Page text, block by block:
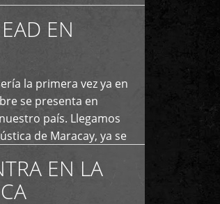
EN
la primera vez ya en
se presenta en
país. Llegamos
de Maracay, ya se
EN LA